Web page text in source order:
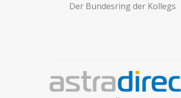
Der Bundesring der Kollegs